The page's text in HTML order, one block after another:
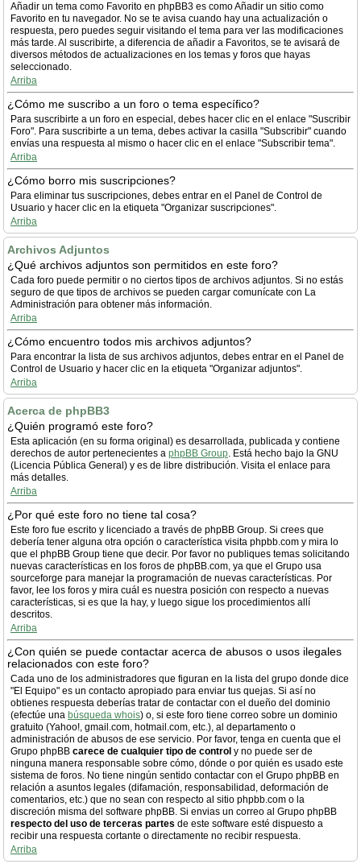
Añadir un tema como Favorito en phpBB3 es como Añadir un sitio como
Favorito en tu navegador. No se te avisa cuando hay una actualización o
respuesta, pero puedes seguir visitando el tema para ver las modificaciones
más tarde. Al suscribirte, a diferencia de añadir a Favoritos, se te avisará de
diversos métodos de actualizaciones en los temas y foros que hayas
seleccionado.
Arriba
¿Cómo me suscribo a un foro o tema específico?
Para suscribirte a un foro en especial, debes hacer clic en el enlace "Suscribir
Foro". Para suscribirte a un tema, debes activar la casilla "Subscribir" cuando
envías una respuesta al mismo o hacer clic en el enlace "Subscribir tema".
Arriba
¿Cómo borro mis suscripciones?
Para eliminar tus suscripciones, debes entrar en el Panel de Control de
Usuario y hacer clic en la etiqueta "Organizar suscripciones".
Arriba
Archivos Adjuntos
¿Qué archivos adjuntos son permitidos en este foro?
Cada foro puede permitir o no ciertos tipos de archivos adjuntos. Si no estás
seguro de que tipos de archivos se pueden cargar comunícate con La
Administración para obtener más información.
Arriba
¿Cómo encuentro todos mis archivos adjuntos?
Para encontrar la lista de sus archivos adjuntos, debes entrar en el Panel de
Control de Usuario y hacer clic en la etiqueta "Organizar adjuntos".
Arriba
Acerca de phpBB3
¿Quién programó este foro?
Esta aplicación (en su forma original) es desarrollada, publicada y contiene
derechos de autor pertenecientes a phpBB Group. Está hecho bajo la GNU
(Licencia Pública General) y es de libre distribución. Visita el enlace para
más detalles.
Arriba
¿Por qué este foro no tiene tal cosa?
Este foro fue escrito y licenciado a través de phpBB Group. Si crees que
debería tener alguna otra opción o característica visita phpbb.com y mira lo
que el phpBB Group tiene que decir. Por favor no publiques temas solicitando
nuevas características en los foros de phpBB.com, ya que el Grupo usa
sourceforge para manejar la programación de nuevas características. Por
favor, lee los foros y mira cuál es nuestra posición con respecto a nuevas
características, si es que la hay, y luego sigue los procedimientos allí
descritos.
Arriba
¿Con quién se puede contactar acerca de abusos o usos ilegales
relacionados con este foro?
Cada uno de los administradores que figuran en la lista del grupo donde dice
"El Equipo" es un contacto apropiado para enviar tus quejas. Si así no
obtienes respuesta deberías tratar de contactar con el dueño del dominio
(efectúe una búsqueda whois) o, si este foro tiene correo sobre un dominio
gratuito (Yahoo!, gmail.com, hotmail.com, etc.), al departamento o
administración de abusos de ese servicio. Por favor, tenga en cuenta que el
Grupo phpBB carece de cualquier tipo de control y no puede ser de
ninguna manera responsable sobre cómo, dónde o por quién es usado este
sistema de foros. No tiene ningún sentido contactar con el Grupo phpBB en
relación a asuntos legales (difamación, responsabilidad, deformación de
comentarios, etc.) que no sean con respecto al sitio phpbb.com o la
discreción misma del software phpBB. Si envias un correo al Grupo phpBB
respecto del uso de terceras partes de este software esté dispuesto a
recibir una respuesta cortante o directamente no recibir respuesta.
Arriba